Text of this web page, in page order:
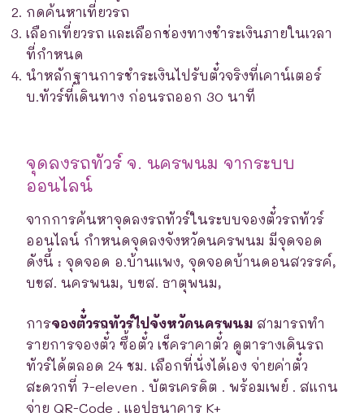
กดค้นหาเที่ยวรถ
เลือกเที่ยวรถ และเลือกช่องทางชำระเงินภายในเวลา
ที่กำหนด
นำหลักฐานการชำระเงินไปรับตั๋วจริงที่เคาน์เตอร์
บ.ทัวร์ที่เดินทาง ก่อนรถออก 30 นาที
จุดลงรถทัวร์ จ. นครพนม จากระบบ
ออนไลน์
จากการค้นหาจุดลงรถทัวร์ในระบบจองตั๋วรถทัวร์
ออนไลน์ กำหนดจุดลงจังหวัดนครพนม มีจุดจอด
ดังนี้ : จุดจอด อ.บ้านแพง, จุดจอดบ้านดอนสวรรค์,
บขส. นครพนม, บขส. ธาตุพนม,
การจองตั๋วรถทัวร์ไปจังหวัดนครพนม สามารถทำ
รายการจองตั๋ว ซื้อตั๋ว เช็คราคาตั๋ว ดูตารางเดินรถ
ทัวร์ได้ตลอด 24 ชม. เลือกที่นั่งได้เอง จ่ายค่าตั๋ว
สะดวกที่ 7-eleven . บัตรเครดิต . พร้อมเพย์ . สแกน
จ่าย QR-Code . แอปธนาคาร K+